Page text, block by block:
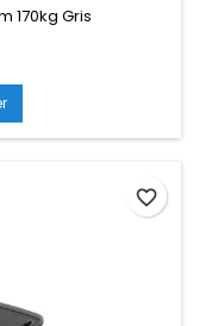
170kg Gris
favorite_border